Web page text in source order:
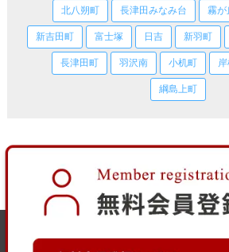
北八朔町 長津田みなみ台 霧が
新吉田町 富士塚 日吉 新羽町
長津田町 羽沢南 小机町
綱島上町